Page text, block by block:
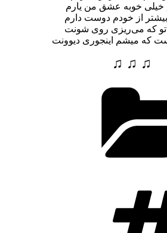
خیلی خوبه عشق من یارم
از خودم دوست دارم
که می‌ریزی روی شونت
که میشم اینجوری دیوونت
♫ ♫ ♫